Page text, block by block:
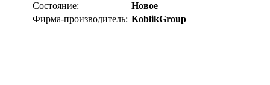
Состояние:
Новое
Фирма-производитель: KoblikGroup